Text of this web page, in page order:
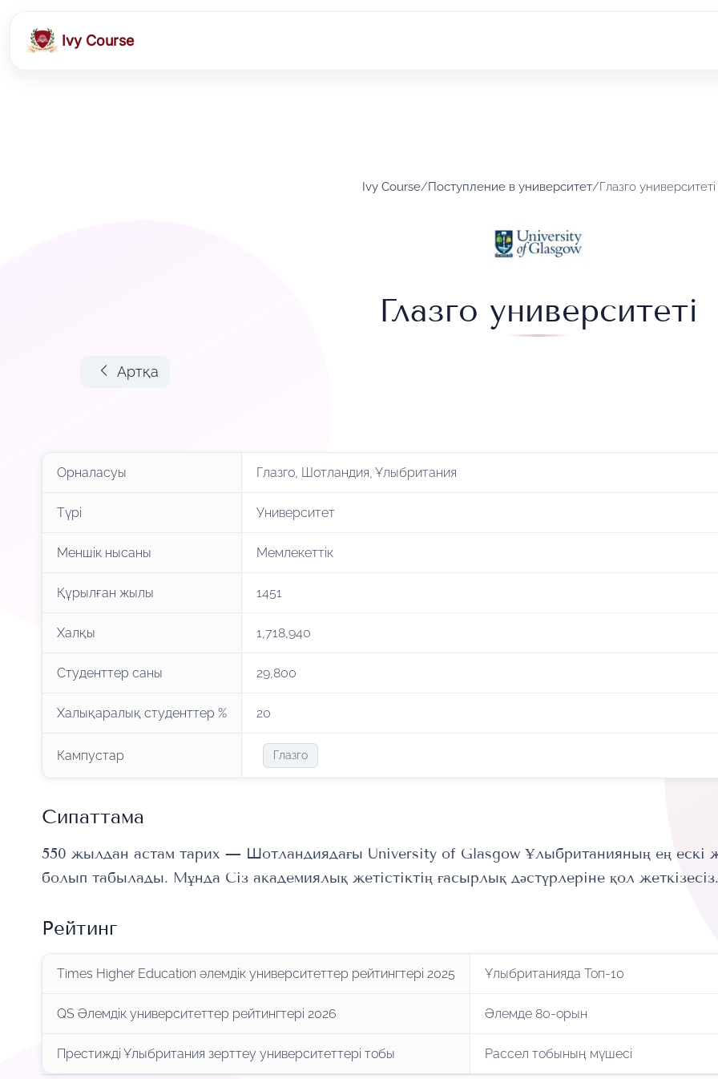
Ivy Course
Ivy Course/Поступление в университет/Глазго университеті
Глазго университеті
Артқа
Орналасуы Глазго, Шотландия, Ұлыбритания
Түрі Университет
Меншік нысаны Мемлекеттік
Құрылған жылы 1451
Халқы 1,718,940
Студенттер саны 29,800
Халықаралық студенттер % 20
Кампустар Глазго
Сипаттама
550 жылдан астам тарих — Шотландиядағы University of Glasgow Ұлыбританияның ең ескі
болып табылады. Мұнда Сіз академиялық жетістіктің ғасырлық дәстүрлеріне қол жеткізесіз.
Рейтинг
Times Higher Education әлемдік университеттер рейтингтері 2025 Ұлыбританияда Топ-10
QS Әлемдік университеттер рейтингтері 2026 Әлемде 80-орын
Престижді Ұлыбритания зерттеу университеттері тобы Рассел тобының мүшесі